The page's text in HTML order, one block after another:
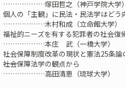
………………塚田哲之（神戸学院大学
個人の「主観」に民法・民法学はどう
………………木村和成（立命館大学）
福祉的ニーズを有する犯罪者の社会復
………………本庄 武（一橋大学）
社会保障制度改革の現状と憲法25条論
――社会保障法学の観点から
………………高田清恵（琉球大学）